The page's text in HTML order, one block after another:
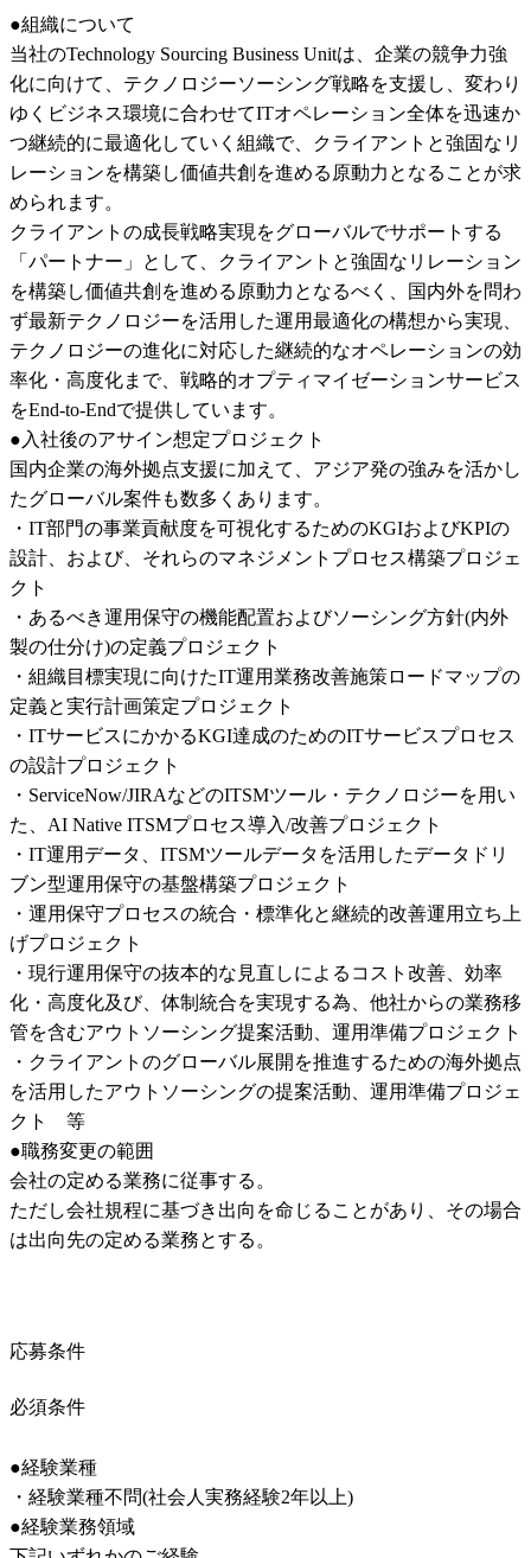
●組織について
当社のTechnology Sourcing Business Unitは、企業の競争力強
化に向けて、テクノロジーソーシング戦略を支援し、変わり
ゆくビジネス環境に合わせてITオペレーション全体を迅速か
つ継続的に最適化していく組織で、クライアントと強固なリ
レーションを構築し価値共創を進める原動力となることが求
められます。
クライアントの成長戦略実現をグローバルでサポートする
「パートナー」として、クライアントと強固なリレーション
を構築し価値共創を進める原動力となるべく、国内外を問わ
ず最新テクノロジーを活用した運用最適化の構想から実現、
テクノロジーの進化に対応した継続的なオペレーションの効
率化・高度化まで、戦略的オプティマイゼーションサービス
をEnd-to-Endで提供しています。
●入社後のアサイン想定プロジェクト
国内企業の海外拠点支援に加えて、アジア発の強みを活かし
たグローバル案件も数多くあります。
・IT部門の事業貢献度を可視化するためのKGIおよびKPIの
設計、および、それらのマネジメントプロセス構築プロジェ
クト
・あるべき運用保守の機能配置およびソーシング方針(内外
製の仕分け)の定義プロジェクト
・組織目標実現に向けたIT運用業務改善施策ロードマップの
定義と実行計画策定プロジェクト
・ITサービスにかかるKGI達成のためのITサービスプロセス
の設計プロジェクト
・ServiceNow/JIRAなどのITSMツール・テクノロジーを用い
た、AI Native ITSMプロセス導入/改善プロジェクト
・IT運用データ、ITSMツールデータを活用したデータドリ
ブン型運用保守の基盤構築プロジェクト
・運用保守プロセスの統合・標準化と継続的改善運用立ち上
げプロジェクト
・現行運用保守の抜本的な見直しによるコスト改善、効率
化・高度化及び、体制統合を実現する為、他社からの業務移
管を含むアウトソーシング提案活動、運用準備プロジェクト
・クライアントのグローバル展開を推進するための海外拠点
を活用したアウトソーシングの提案活動、運用準備プロジェ
クト　等
●職務変更の範囲
会社の定める業務に従事する。
ただし会社規程に基づき出向を命じることがあり、その場合
は出向先の定める業務とする。
応募条件
必須条件
●経験業種
・経験業種不問(社会人実務経験2年以上)
●経験業務領域